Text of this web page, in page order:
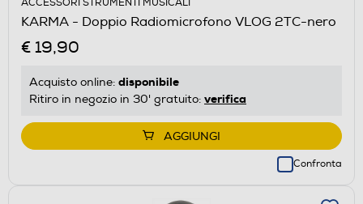
ACCESSORI STRUMENTI MUSICALI
KARMA - Doppio Radiomicrofono VLOG 2TC-nero
€ 19,90
Acquisto online: disponibile
Ritiro in negozio in 30' gratuito: verifica
AGGIUNGI
Confronta